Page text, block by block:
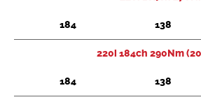
184 138
220i 184ch 290Nm
184 138